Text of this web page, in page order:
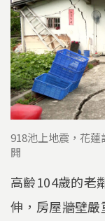
918池上地震，花
開
高齡104歲的老
伸，房屋牆壁